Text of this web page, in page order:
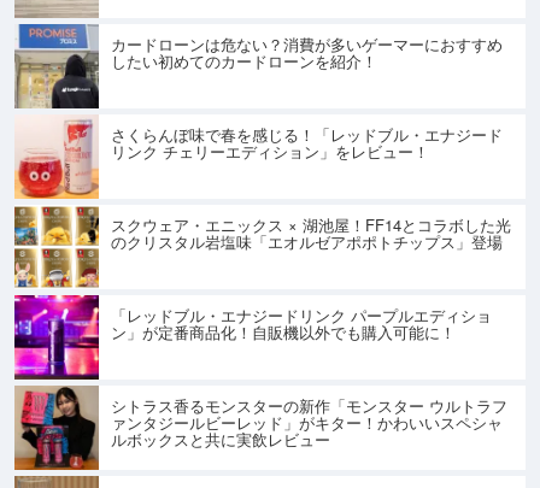
カードローンは危ない？消費が多いゲーマーにおすすめ
したい初めてのカードローンを紹介！
さくらんぼ味で春を感じる！「レッドブル・エナジード
リンク チェリーエディション」をレビュー！
スクウェア・エニックス × 湖池屋！FF14とコラボした光
のクリスタル岩塩味「エオルゼアポポトチップス」登場
「レッドブル・エナジードリンク パープルエディショ
ン」が定番商品化！自販機以外でも購入可能に！
シトラス香るモンスターの新作「モンスター ウルトラフ
ァンタジールビーレッド」がキター！かわいいスペシャ
ルボックスと共に実飲レビュー